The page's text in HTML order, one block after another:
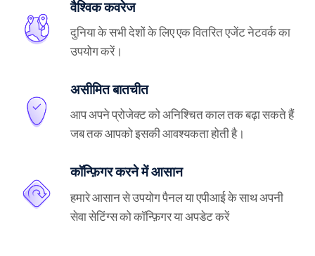
वैश्विक कवरेज
दुनिया के सभी देशों के लिए एक वितरित एजेंट नेटवर्क का
उपयोग करें।
असीमित बातचीत
आप अपने प्रोजेक्ट को अनिश्चित काल तक बढ़ा सकते हैं
जब तक आपको इसकी आवश्यकता होती है।
कॉन्फ़िगर करने में आसान
हमारे आसान से उपयोग पैनल या एपीआई के साथ अपनी
सेवा सेटिंग्स को कॉन्फ़िगर या अपडेट करें